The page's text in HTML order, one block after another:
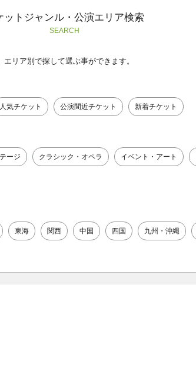
ットジャンル・公演エリア検索
SEARCH
リア別で探して選ぶ事ができます。
人気チケット 公演間近チケット 新着チケット
ージ クラシック・オペラ イベント・アート
東海 関西 中国 四国 九州・沖縄